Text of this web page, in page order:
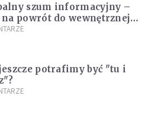
szum informacyjny –
na powrót do wewnętrznej
potrafimy być "tu i